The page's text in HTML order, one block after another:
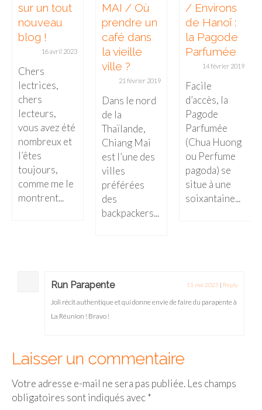
sur un tout
nouveau
blog !
16 avril 2023
Chers
lectrices,
chers
lecteurs,
vous avez été
nombreux et
l’êtes
toujours,
comme me le
montrent...
MAI / Où
prendre un
café dans
la vieille
ville ?
21 février 2019
Dans le nord
de la
Thaïlande,
Chiang Mai
est l’une des
villes
préférées
des
backpackers...
/ Environs
de Hanoï :
la Pagode
Parfumée
14 février 2019
Facile
d’accès, la
Pagode
Parfumée
(Chua Huong
ou Perfume
pagoda) se
situe à une
soixantaine...
Run Parapente 11 mai 2025 | Reply
Joli récit authentique et qui donne envie de faire du parapente à
La Réunion ! Bravo !
Laisser un commentaire
Votre adresse e-mail ne sera pas publiée. Les champs
obligatoires sont indiqués avec*